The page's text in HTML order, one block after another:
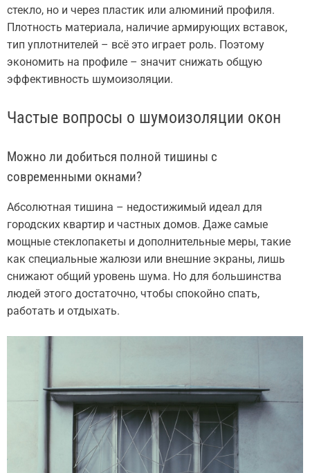
стекло, но и через пластик или алюминий профиля.
Плотность материала, наличие армирующих вставок,
тип уплотнителей – всё это играет роль. Поэтому
экономить на профиле – значит снижать общую
эффективность шумоизоляции.
Частые вопросы о шумоизоляции окон
Можно ли добиться полной тишины с
современными окнами?
Абсолютная тишина – недостижимый идеал для
городских квартир и частных домов. Даже самые
мощные стеклопакеты и дополнительные меры, такие
как специальные жалюзи или внешние экраны, лишь
снижают общий уровень шума. Но для большинства
людей этого достаточно, чтобы спокойно спать,
работать и отдыхать.